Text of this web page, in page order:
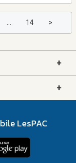
... 14 >
+
+
LesPAC